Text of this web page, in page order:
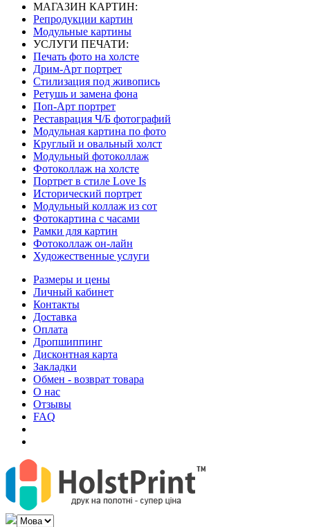
МАГАЗИН КАРТИН:
Репродукции картин
Модульные картины
УСЛУГИ ПЕЧАТИ:
Печать фото на холсте
Дрим-Арт портрет
Стилизация под живопись
Ретушь и замена фона
Поп-Арт портрет
Реставрация Ч/Б фотографий
Модульная картина по фото
Круглый и овальный холст
Модульный фотоколлаж
Фотоколлаж на холсте
Портрет в стиле Love Is
Исторический портрет
Модульный коллаж из сот
Фотокартина с часами
Рамки для картин
Фотоколлаж он-лайн
Художественные услуги
Размеры и цены
Личный кабинет
Контакты
Доставка
Оплата
Дропшиппинг
Дисконтная карта
Закладки
Обмен - возврат товара
О нас
Отзывы
FAQ